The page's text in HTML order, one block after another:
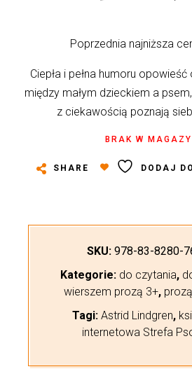
Poprzednia najniższa
Ciepła i pełna humoru
między małym dzieckiem a
z ciekawością poznają
BRAK W
SHARE DODAJ
SKU: 978-83-8280-
Kategorie: do czytania,
wierszem prozą 3+, prozą
Tagi: Astrid Lindgren,
internetowa Strefa